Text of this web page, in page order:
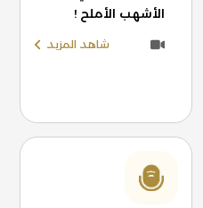
الأشهب الأملح !
شاهد المزيد